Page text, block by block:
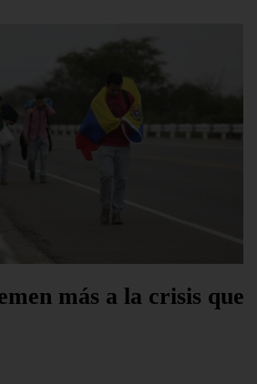
más a la crisis que